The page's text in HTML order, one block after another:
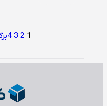
1
2
3
4